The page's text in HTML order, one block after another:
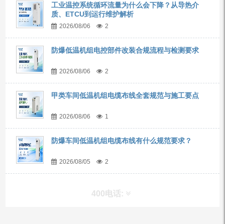
工业温控系统循环流量为什么会下降？从导热介
质、ETCU到运行维护解析
2026/08/06 2
防爆低温机组电控部件改装合规流程与检测要求
2026/08/06 2
甲类车间低温机组电缆布线全套规范与施工要点
2026/08/06 1
防爆车间低温机组电缆布线有什么规范要求？
2026/08/05 2
400电话: